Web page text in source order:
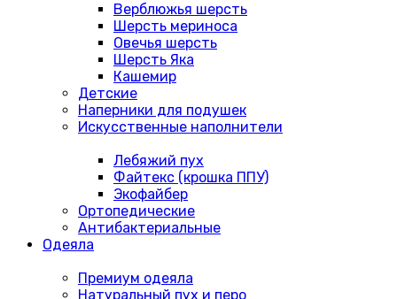
Верблюжья шерсть
Шерсть мериноса
Овечья шерсть
Шерсть Яка
Кашемир
Детские
Наперники для подушек
Искусственные наполнители
Лебяжий пух
Файтекс (крошка ППУ)
Экофайбер
Ортопедические
Антибактериальные
Одеяла
Премиум одеяла
Натуральный пух и перо